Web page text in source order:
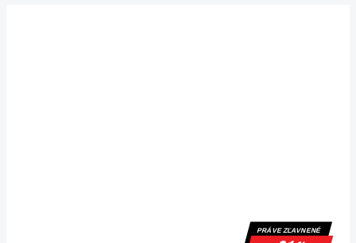
PRÁVE ZĽAVNENÉ